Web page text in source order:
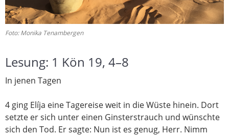
Foto: Monika Tenambergen
Lesung: 1 Kön 19, 4–8
In jenen Tagen
4 ging Elíja eine Tagereise weit in die Wüste hinein. Dort
setzte er sich unter einen Ginsterstrauch und wünschte
sich den Tod. Er sagte: Nun ist es genug, Herr. Nimm